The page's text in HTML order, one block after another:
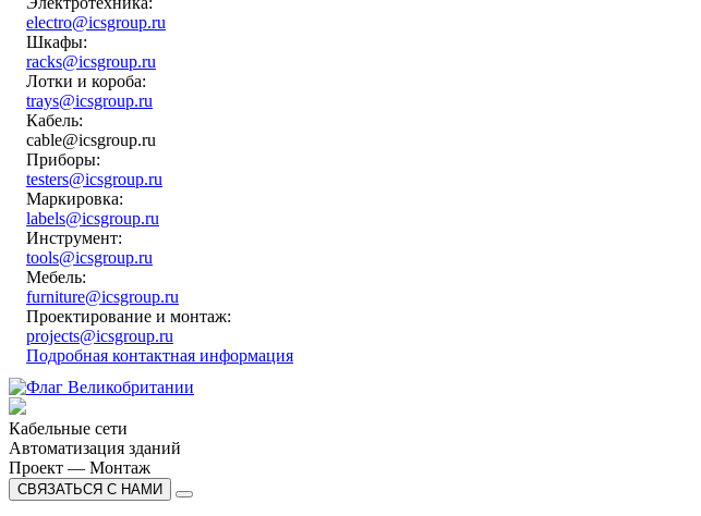
electro@icsgroup.ru
Шкафы:
racks@icsgroup.ru
Лотки и короба:
trays@icsgroup.ru
Кабель:
cable@icsgroup.ru
Приборы:
testers@icsgroup.ru
Маркировка:
labels@icsgroup.ru
Инструмент:
tools@icsgroup.ru
Мебель:
furniture@icsgroup.ru
Проектирование и монтаж:
projects@icsgroup.ru
Подробная контактная информация
Кабельные сети
Автоматизация зданий
Проект — Монтаж
СВЯЗАТЬСЯ С НАМИ